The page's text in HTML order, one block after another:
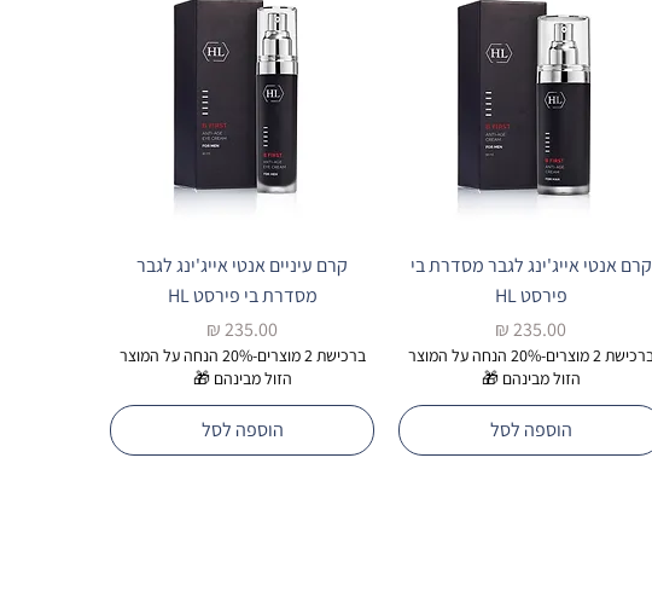
קרם אנטי אייג'ינג לגבר מסדרת בי
פירסט HL
מחיר
ברכישת 2 מוצרים-20% הנחה על המוצר
הזול מבינהם 🎁
הוספה לסל
קרם עיניים אנטי אייג'ינג לגבר
מסדרת בי פירסט HL
מחיר
ברכישת 2 מוצרים-20% הנחה על המוצר
הזול מבינהם 🎁
הוספה לסל